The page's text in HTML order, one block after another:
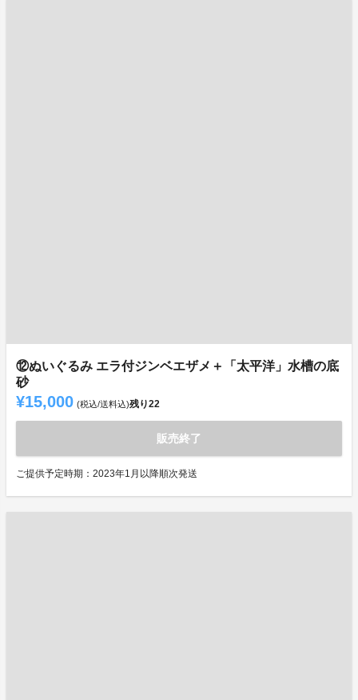
⑫ぬいぐるみ エラ付ジンベエザメ＋「太平洋」水槽の底
砂
¥15,000 (税込/送料込)残り22
販売終了
ご提供予定時期：2023年1月以降順次発送